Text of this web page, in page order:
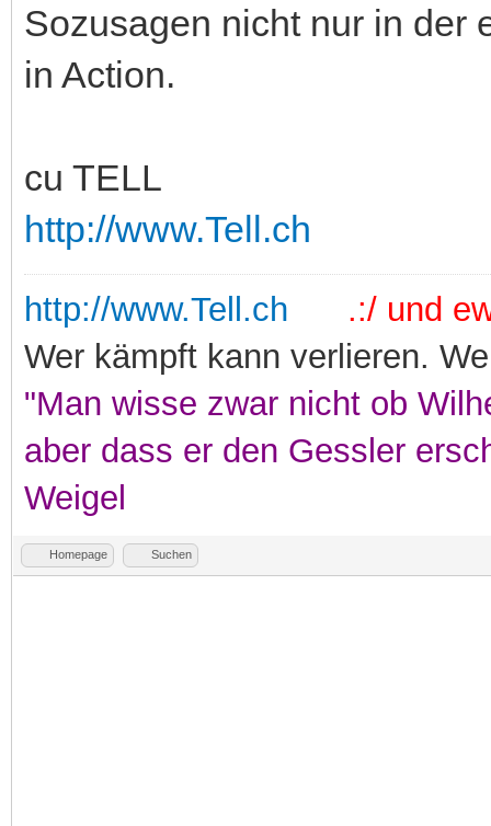
Sozusagen nicht nur in der
in Action.
cu TELL
http://www.Tell.ch
http://www.Tell.ch
.:/ und
Wer kämpft kann verlieren.
"Man wisse zwar nicht ob
aber dass er den Gessler
Weigel
Homepage Suchen